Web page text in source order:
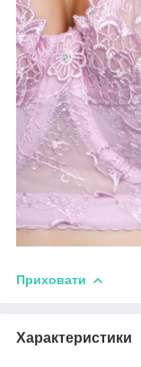
Приховати
Характеристики